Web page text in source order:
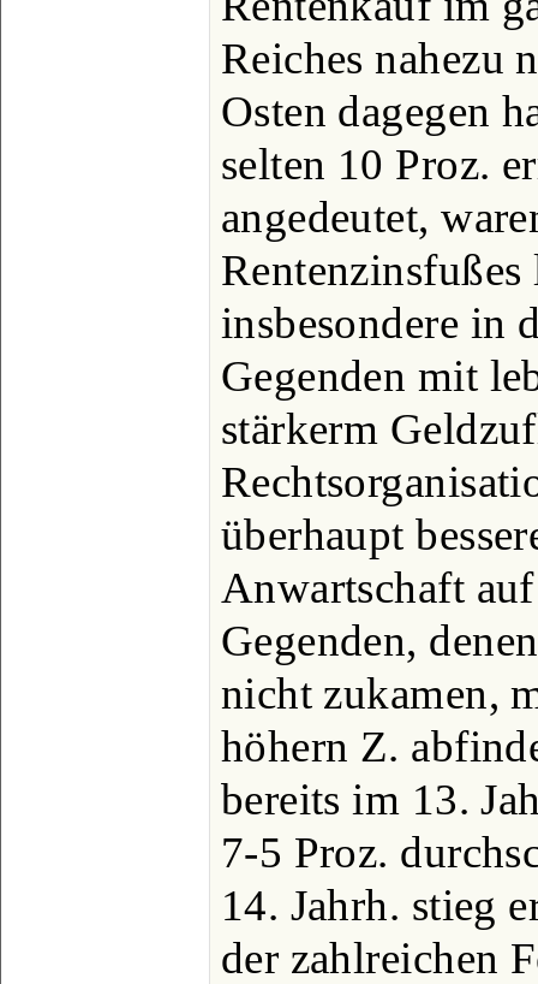
Reiches nahezu
Osten dagegen
selten 10 Proz.
angedeutet,
insbesondere in
Gegenden mit
stärkerm
überhaupt
Anwartschaft
Gegenden,
nicht zukamen,
höhern Z.
bereits im 13.
7-5 Proz.
14. Jahrh. stieg
der zahlreichen